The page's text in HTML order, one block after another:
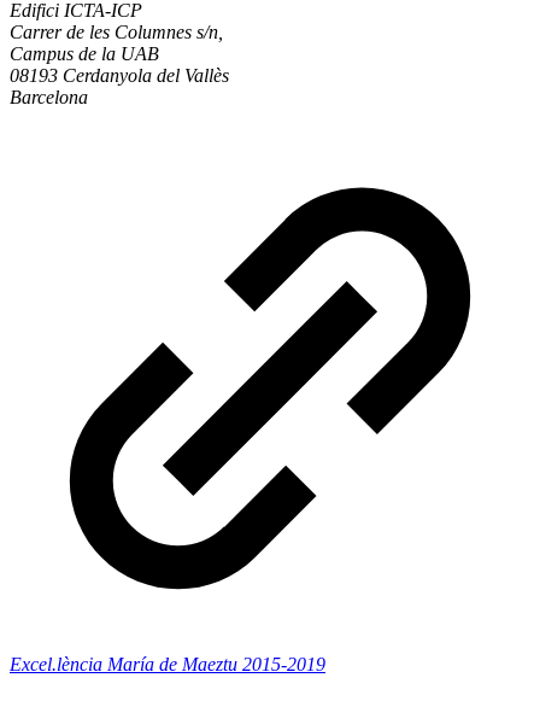
Edifici ICTA-ICP
Carrer de les Columnes s/n,
Campus de la UAB
08193 Cerdanyola del Vallès
Barcelona
Excel.lència María de Maeztu 2015-2019